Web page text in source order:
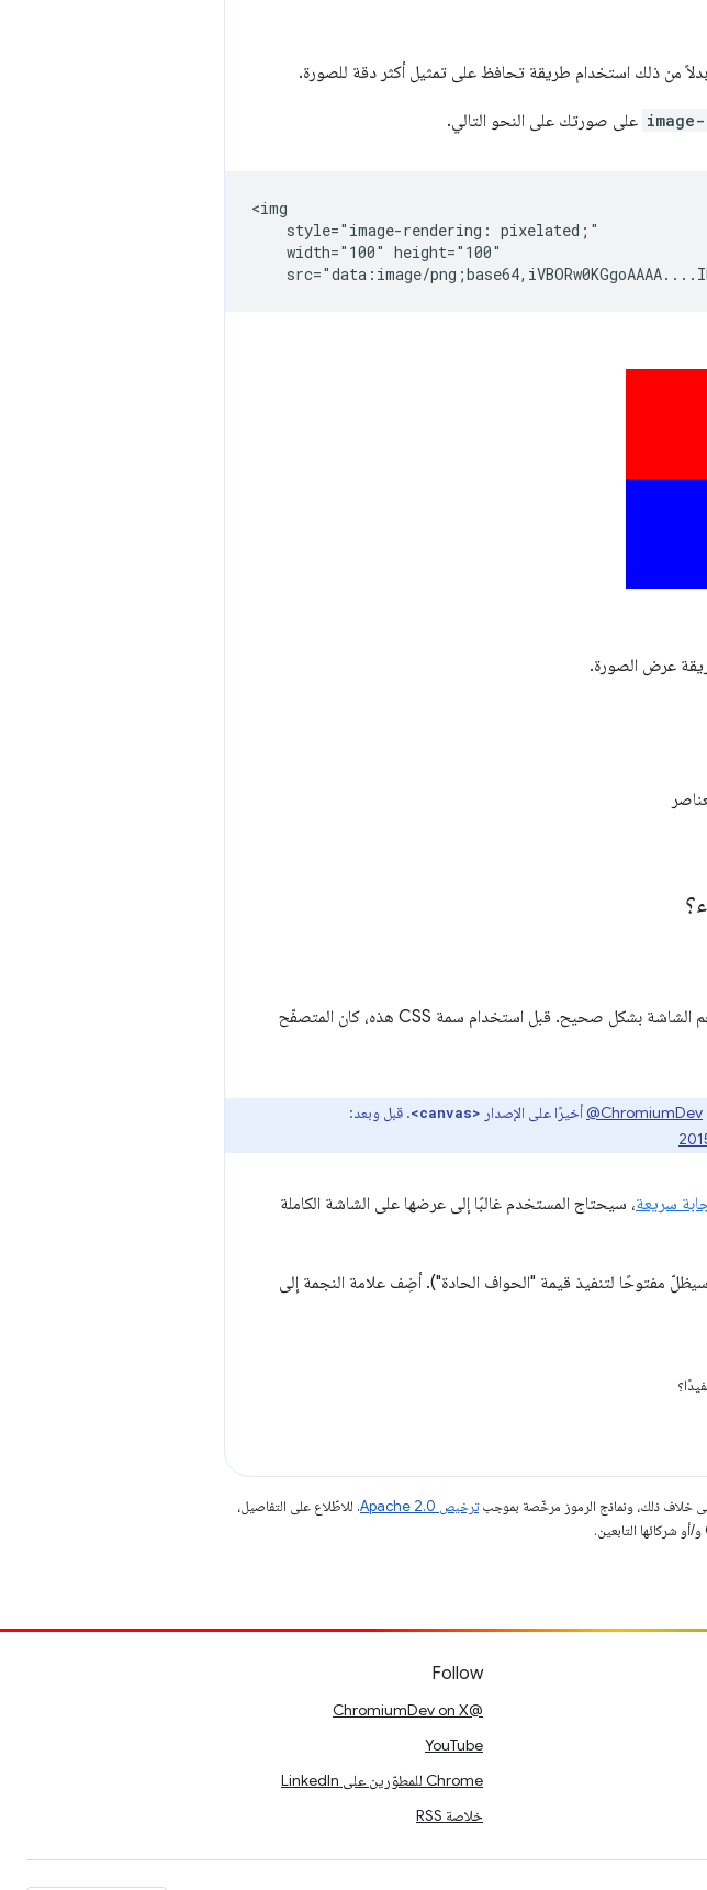
بدلاً من ذلك استخدام طريقة تحافظ على تمثيل أكثر دقة للصورة.
على صورتك على النحو التالي.
<img
    style="image-rendering: pixelated;"
    width="100" height="100"
عرض الصورة.
ومن الأمثلة الرائعة على ذلك الألعاب، حيث عليك غالبًا تكبير اللوحة لكي تلائم حجم الشاشة بشكل صحيح. قبل استخدام سمة CSS هذه، كان المتصفّح
‎@ChromiumDevأخيرًا على الإصدار <canvas>. قبل وبعد:
سريعة، سيحتاج المستخدم غالبًا إلى عرضها على الشاشة الكاملة
مفتوحًا لتنفيذ قيمة "الحواف الحادة"). أضِف علامة النجمة إلى
خلاف ذلك، ونماذج الرموز مرخّصة بموجبترخيص Apache 2.0‏
. للاطّلاع على التفاصيل،
Follow
@ChromiumDev on X
YouTube
Chrome للمطوّرين على LinkedIn
خلاصة RSS